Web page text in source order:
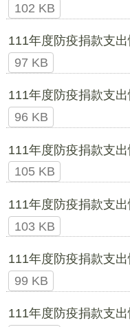
102 KB
111年度防疫捐款支
97 KB
111年度防疫捐款支
96 KB
111年度防疫捐款支
105 KB
111年度防疫捐款支
103 KB
111年度防疫捐款支
99 KB
111年度防疫捐款支